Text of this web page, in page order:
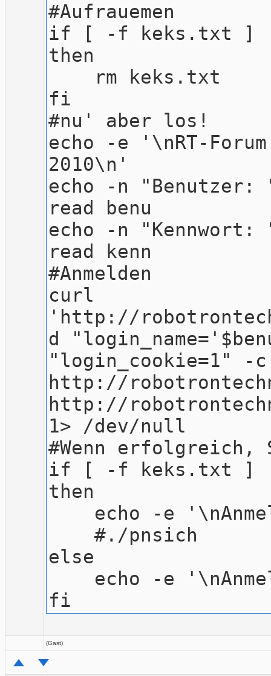
#Aufrauemen
if [ -f keks.txt ]
then
rm keks.txt
fi
#nu' aber los!
echo -e '\nRT-
2010\n'
echo -n "Benutzer:
read benu
echo -n "Kennwort:
read kenn
#Anmelden
curl
'http://
d
"login_cookie=1" -
http://
http://
1> /dev/null
#Wenn erfolgreich,
if [ -f keks.txt ]
then
echo -e
#./pnsich
else
echo -e
fi
(Gast)